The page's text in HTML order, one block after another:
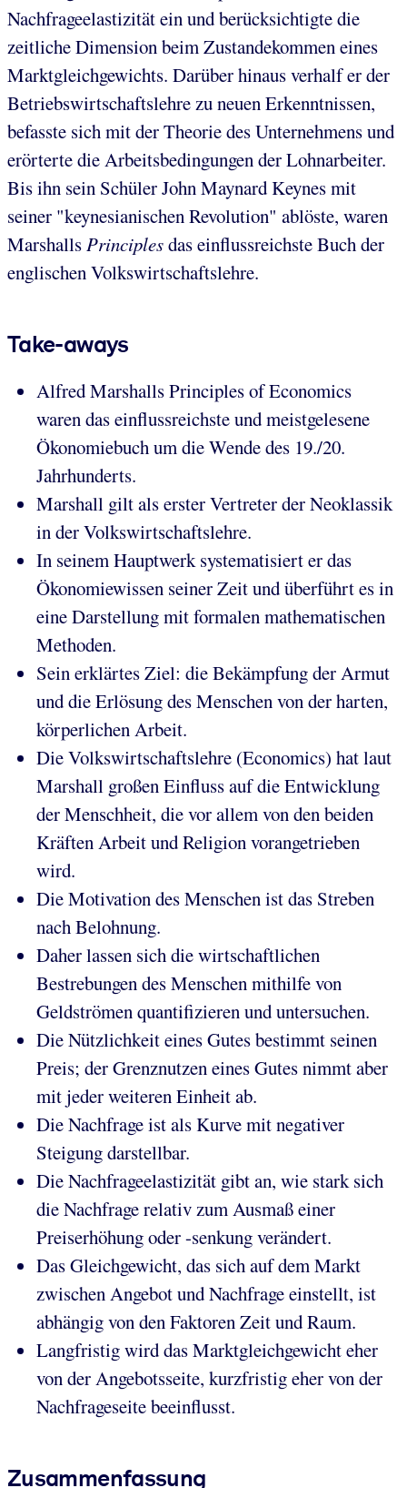
Nachfrageelastizität ein und berücksichtigte die
zeitliche Dimension beim Zustandekommen eines
Marktgleichgewichts. Darüber hinaus verhalf er der
Betriebswirtschaftslehre zu neuen Erkenntnissen,
befasste sich mit der Theorie des Unternehmens und
erörterte die Arbeitsbedingungen der Lohnarbeiter.
Bis ihn sein Schüler John Maynard Keynes mit
seiner "keynesianischen Revolution" ablöste, waren
MarshallsPrinciplesdas einflussreichste Buch der
englischen Volkswirtschaftslehre.
Take-aways
Alfred Marshalls Principles of Economics
waren das einflussreichste und meistgelesene
Ökonomiebuch um die Wende des 19./20.
Jahrhunderts.
Marshall gilt als erster Vertreter der Neoklassik
in der Volkswirtschaftslehre.
In seinem Hauptwerk systematisiert er das
Ökonomiewissen seiner Zeit und überführt es in
eine Darstellung mit formalen mathematischen
Methoden.
Sein erklärtes Ziel: die Bekämpfung der Armut
und die Erlösung des Menschen von der harten,
körperlichen Arbeit.
Die Volkswirtschaftslehre (Economics) hat laut
Marshall großen Einfluss auf die Entwicklung
der Menschheit, die vor allem von den beiden
Kräften Arbeit und Religion vorangetrieben
wird.
Die Motivation des Menschen ist das Streben
nach Belohnung.
Daher lassen sich die wirtschaftlichen
Bestrebungen des Menschen mithilfe von
Geldströmen quantifizieren und untersuchen.
Die Nützlichkeit eines Gutes bestimmt seinen
Preis; der Grenznutzen eines Gutes nimmt aber
mit jeder weiteren Einheit ab.
Die Nachfrage ist als Kurve mit negativer
Steigung darstellbar.
Die Nachfrageelastizität gibt an, wie stark sich
die Nachfrage relativ zum Ausmaß einer
Preiserhöhung oder -senkung verändert.
Das Gleichgewicht, das sich auf dem Markt
zwischen Angebot und Nachfrage einstellt, ist
abhängig von den Faktoren Zeit und Raum.
Langfristig wird das Marktgleichgewicht eher
von der Angebotsseite, kurzfristig eher von der
Nachfrageseite beeinflusst.
Zusammenfassung